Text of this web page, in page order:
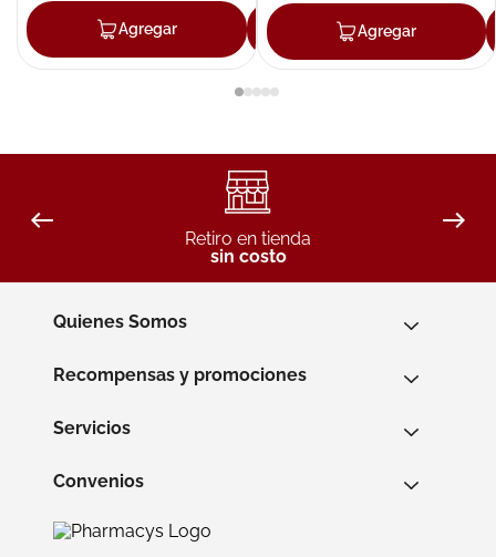
Agregar Agregar
Agregar
Retiro en tienda
sin costo
Quienes Somos
Recompensas y promociones
Servicios
Convenios